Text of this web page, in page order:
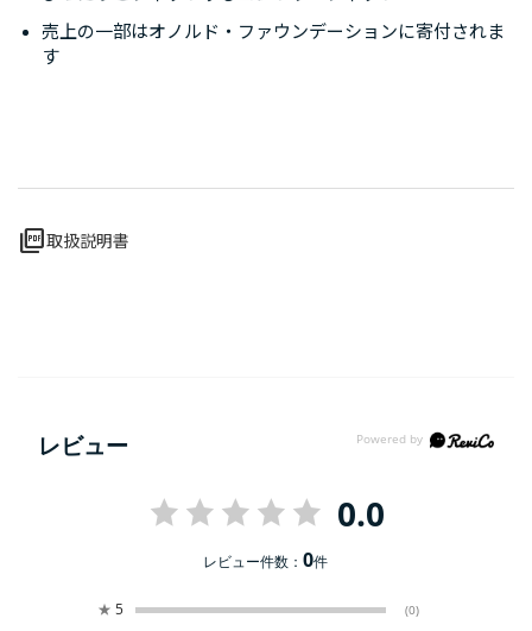
売上の一部はオノルド・ファウンデーションに寄付されま
す
picture_as_pdf取扱説明書
レビュー
0.0
レビュー件数：0件
★ 5 (0)